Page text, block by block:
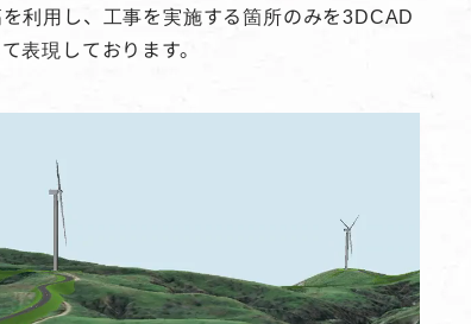
利用し、工事を実施する箇所のみを3DCAD
表現しております。